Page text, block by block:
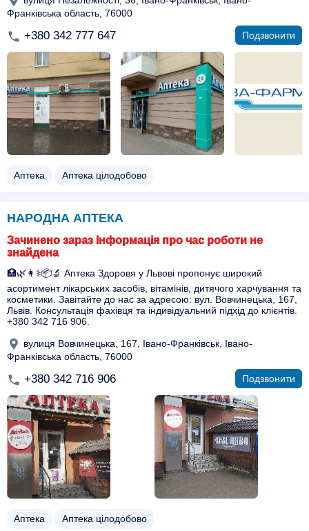
Франківська область, 76000
+380 342 777 647 Подзвонити
Аптека Аптека цілодобово
НАРОДНА АПТЕКА
Зачинено зараз Інформація про час роботи не
знайдена
🏥🌿👩⚕️📦🔬 Аптека Здоровя у Львові пропонує широкий
асортимент лікарських засобів, вітамінів, дитячого харчування та
косметики. Завітайте до нас за адресою: вул. Вовчинецька, 167,
Львів. Консультація фахівця та індивідуальний підхід до клієнтів.
+380 342 716 906.
вулиця Вовчинецька, 167, Івано-Франківськ, Івано-
Франківська область, 76000
+380 342 716 906 Подзвонити
Аптека Аптека цілодобово